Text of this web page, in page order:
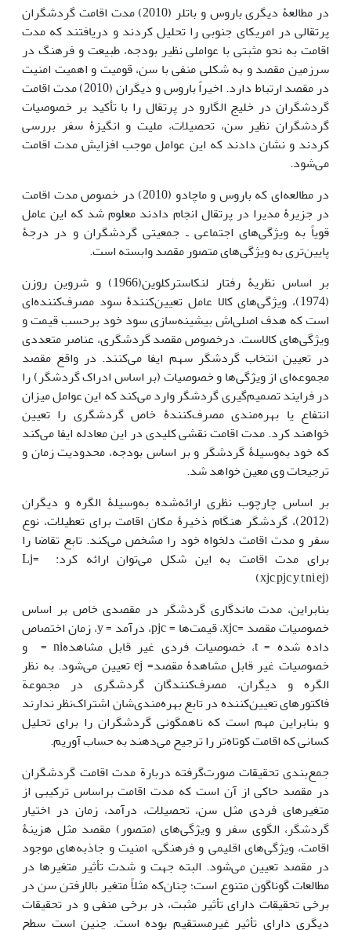
در مطالعۀ دیگری باروس و باتلر (2010) مدت اقامت گردشگران
پرتقالی در امریکای جنوبی را تحلیل کردند و دریافتند که مدت
اقامت به نحو مثبتی با عواملی نظیر بودجه، طبیعت و فرهنگ در
سرزمین مقصد و به شکلی منفی با سن، قومیت و اهمیت امنیت
در مقصد ارتباط دارد. اخیراً باروس و دیگران (2010) مدت اقامت
گردشگران در خلیج الگارو در پرتقال را با تأکید بر خصوصیات
گردشگران نظیر سن، تحصیلات، ملیت و انگیزۀ سفر بررسی
کردند و نشان دادند که این عوامل موجب افزایش مدت اقامت
می‌شود.
در مطالعه‌ای که باروس و ماچادو (2010) در خصوص مدت اقامت
در جزیرۀ مدیرا در پرتقال انجام دادند معلوم شد که این عامل
قویاً به ویژگی‌های اجتماعی ـ جمعیتی گردشگران و در درجۀ
پایین‌تری به ویژگی‌های متصور مقصد وابسته است.
بر اساس نظریۀ رفتار لنکاسترکلوین(1966) و شروین روزن
(1974)، ویژگی‌های کالا عامل تعیین‌کنندۀ سود مصرف‌کننده‌ای
است که هدف اصلی‌اش بیشینه‌سازی سود خود برحسب قیمت و
ویژگی‌های کالاست. درخصوص مقصد گردشگری، عناصر متعددی
در تعیین انتخاب گردشگر سهم ایفا می‌کنند. در واقع مقصد
مجموعه‌ای از ویژگی‌ها و خصوصیات (بر اساس ادراک گردشگر) را
در فرایند تصمیم‌گیری گردشگر وارد می‌کند که این عوامل میزان
انتفاع یا بهره‌مندی مصرف‌کنندۀ خاص گردشگری را تعیین
خواهند کرد. مدت اقامت نقشی کلیدی در این معادله ایفا می‌کند
که خود به‌وسیلۀ گردشگر و بر اساس بودجه، محدودیت زمان و
ترجیحات وی معین خواهد شد.
بر اساس چارچوب نظری ارائه‌شده به‌وسیلۀ الگره و دیگران
(2012)، گردشگر هنگام ذخیرۀ مکان اقامت برای تعطیلات، نوع
سفر و مدت اقامت دلخواه خود را مشخص می‌کند. تابع تقاضا را
برای مدت اقامت به این شکل می‌توان ارائه کرد: Lj=
(xjc,pjc,y,t,ni,ej)
بنابراین، مدت ماندگاری گردشگر در مقصدی خاص بر اساس
خصوصیات مقصد =xjc، قیمت‌ها = pjc، درآمد = y، زمان اختصاص
داده شده = t، خصوصیات فردی غیر قابل مشاهدهni = و
خصوصیات غیر قابل مشاهدۀ مقصد= ej تعیین می‌شود. به نظر
الگره و دیگران، مصرف‌کنندگان گردشگری در مجموعة
فاکتورهای تعیین‌کننده در تابع بهره‌مندی‌شان اشتراک‌نظر ندارند
و بنابراین مهم است که ناهمگونی گردشگران را برای تحلیل
کسانی که اقامت کوتاه‌تر را ترجیح می‌دهند به حساب آوریم.
جمع‌بندی تحقیقات صورت‌گرفته دربارة مدت اقامت گردشگران
در مقصد حاکی از آن است که مدت اقامت براساس ترکیبی از
متغیرهای فردی مثل سن، تحصیلات، درآمد، زمان در اختیار
گردشگر، الگوی سفر و ویژگی‌های (متصور) مقصد مثل هزینۀ
اقامت، ویژگی‌های اقلیمی و فرهنگی، امنیت و جاذبه‌های موجود
در مقصد تعیین می‌شود. البته جهت و شدت تأثیر متغیرها در
مطالعات گوناگون متنوع است؛ چنان‌که مثلاً متغیر بالارفتن سن در
برخی تحقیقات دارای تأثیر مثبت، در برخی منفی و در تحقیقات
دیگری دارای تأثیر غیرمستقیم بوده است. چنین است سطح